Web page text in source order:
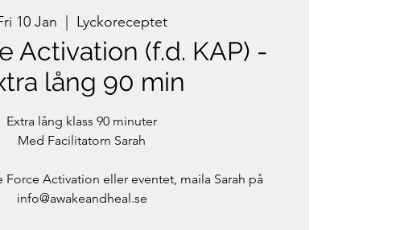
10 Jan Lyckoreceptet
Activation (f.d. KAP) -
lång 90 min
Extra lång klass 90 minuter
Med Facilitatorn Sarah
Activation eller eventet, maila Sarah på
info@awakeandheal.se